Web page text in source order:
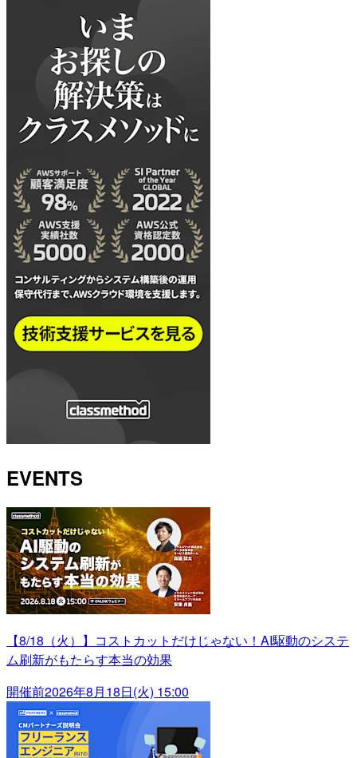
EVENTS
【8/18（火）】コストカットだけじゃない！AI駆動のシステ
ム刷新がもたらす本当の効果
開催前2026年8月18日(火) 15:00